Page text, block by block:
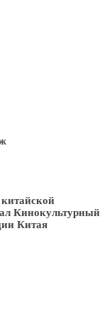
Кинокультурный
Китая